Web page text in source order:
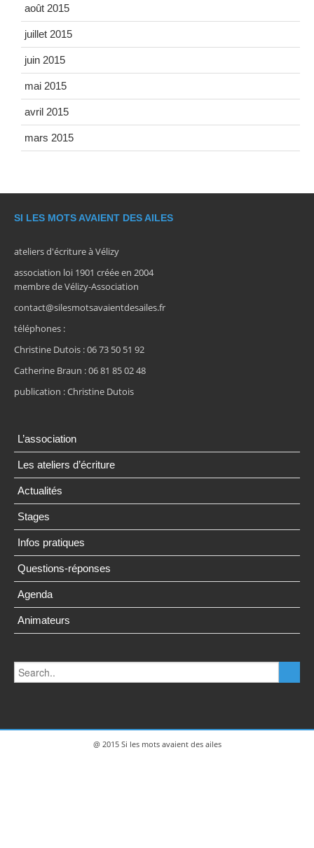
août 2015
juillet 2015
juin 2015
mai 2015
avril 2015
mars 2015
SI LES MOTS AVAIENT DES AILES
ateliers d'écriture à Vélizy
association loi 1901 créée en 2004
membre de Vélizy-Association
contact@silesmotsavaientdesailes.fr
téléphones :
Christine Dutois : 06 73 50 51 92
Catherine Braun : 06 81 85 02 48
publication : Christine Dutois
L’association
Les ateliers d’écriture
Actualités
Stages
Infos pratiques
Questions-réponses
Agenda
Animateurs
@ 2015 Si les mots avaient des ailes